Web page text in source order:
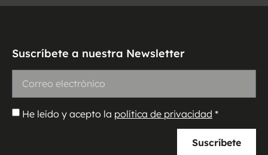
Suscríbete a nuestra Newsletter
He leído y acepto la política de privacidad *
Suscríbete